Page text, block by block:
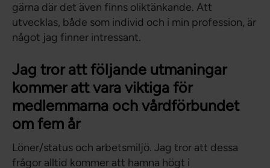
gärna där det även finns oliktänkande. Att
utvecklas, både som individ och i min profession, är
något jag finner intressant.
Jag tror att följande utmaningar
kommer att vara viktiga för
medlemmarna och vårdförbundet
om fem år
Löner/status och arbetsmiljö. Jag tror att dessa
frågor alltid kommer att hamna högt i